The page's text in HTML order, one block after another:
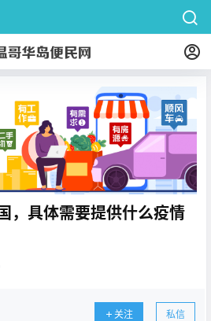
，具体需要提供什么疫情
关注 私信